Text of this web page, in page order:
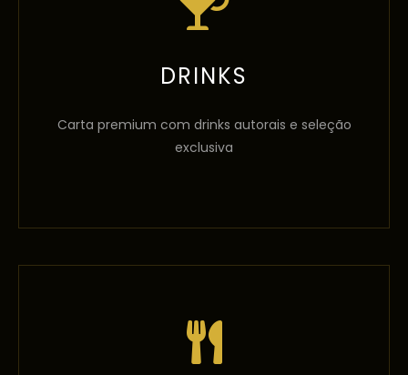
DRINKS
Carta premium com drinks autorais e seleção
exclusiva